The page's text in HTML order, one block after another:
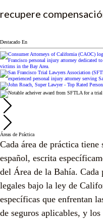
recupere
Destacado En
Áreas de Práctica
Cada área de práctica
español, escrita
del Área de la Bahía. Cada
legales bajo la ley de
específicas que enfrentan
de seguros aplicables, y